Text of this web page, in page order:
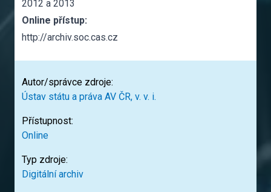
2012 a 2013
Online přístup:
http://archiv.soc.cas.cz
Autor/správce zdroje:
Ústav státu a práva AV ČR, v. v. i.
Přístupnost:
Online
Typ zdroje:
Digitální archiv